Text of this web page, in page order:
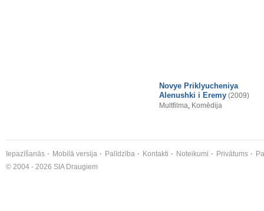
Novye Priklyucheniya
Alenushki i Eremy (2009)
Multfilma, Komēdija
Iepazīšanās Mobilā versija Palīdzība Kontakti Noteikumi Privātums
© 2004 - 2026 SIA Draugiem